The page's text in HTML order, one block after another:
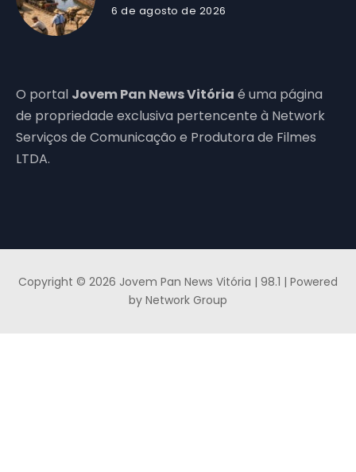
6 de agosto de 2026
O portal Jovem Pan News Vitória é uma página
de propriedade exclusiva pertencente à Network
Serviços de Comunicação e Produtora de Filmes
LTDA.
Copyright © 2026 Jovem Pan News Vitória | 98.1 | Powered
by Network Group